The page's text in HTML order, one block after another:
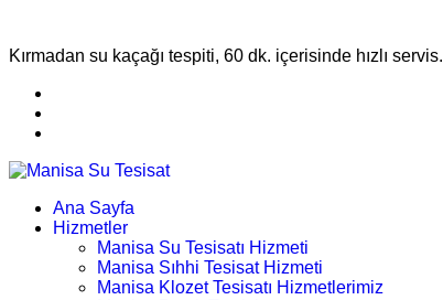
Kırmadan su kaçağı tespiti, 60 dk. içerisinde hızlı servis.
Ana Sayfa
Hizmetler
Manisa Su Tesisatı Hizmeti
Manisa Sıhhi Tesisat Hizmeti
Manisa Klozet Tesisatı Hizmetlerimiz